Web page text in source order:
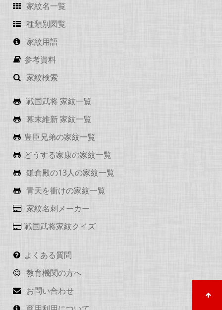
家紋名一覧
種類別図覧
家紋用語
参考資料
家紋検索
戦国武将 家紋一覧
幕末維新 家紋一覧
豊臣兄弟の家紋一覧
どうする家康の家紋一覧
鎌倉殿の13人の家紋一覧
青天を衝けの家紋一覧
家紋名刺メーカー
戦国武将家紋クイズ
よくある質問
教育機関の方へ
お問い合わせ